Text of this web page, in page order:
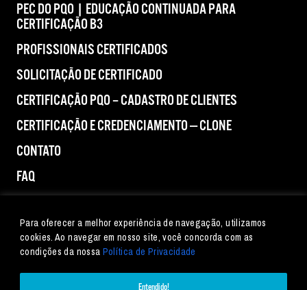
Para oferecer a melhor experiência de navegação, utilizamos
cookies. Ao navegar em nosso site, você concorda com as
condições da nossa Política de Privacidade
Entendido!
PEC DO PQO | EDUCAÇÃO CONTINUADA PARA
CERTIFICAÇÃO B3
PROFISSIONAIS CERTIFICADOS
SOLICITAÇÃO DE CERTIFICADO
CERTIFICAÇÃO PQO – CADASTRO DE CLIENTES
CERTIFICAÇÃO E CREDENCIAMENTO — CLONE
CONTATO
FAQ